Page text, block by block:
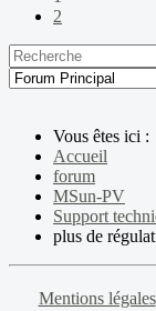
2
Vous êtes ici :
Accueil
forum
MSun-PV
Support
plus de
Mentions légales